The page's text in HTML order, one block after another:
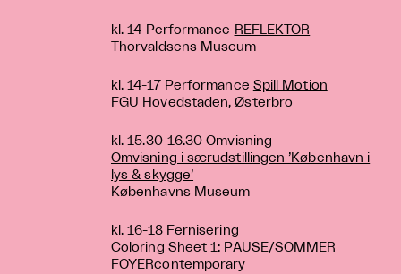
kl. 14 Performance REFLEKTOR
Thorvaldsens Museum
kl. 14-17 Performance Spill Motion
FGU Hovedstaden, Østerbro
kl. 15.30-16.30 Omvisning
Omvisning i særudstillingen ’København i
lys & skygge’
Københavns Museum
kl. 16-18 Fernisering
Coloring Sheet 1: PAUSE/SOMMER
FOYERcontemporary